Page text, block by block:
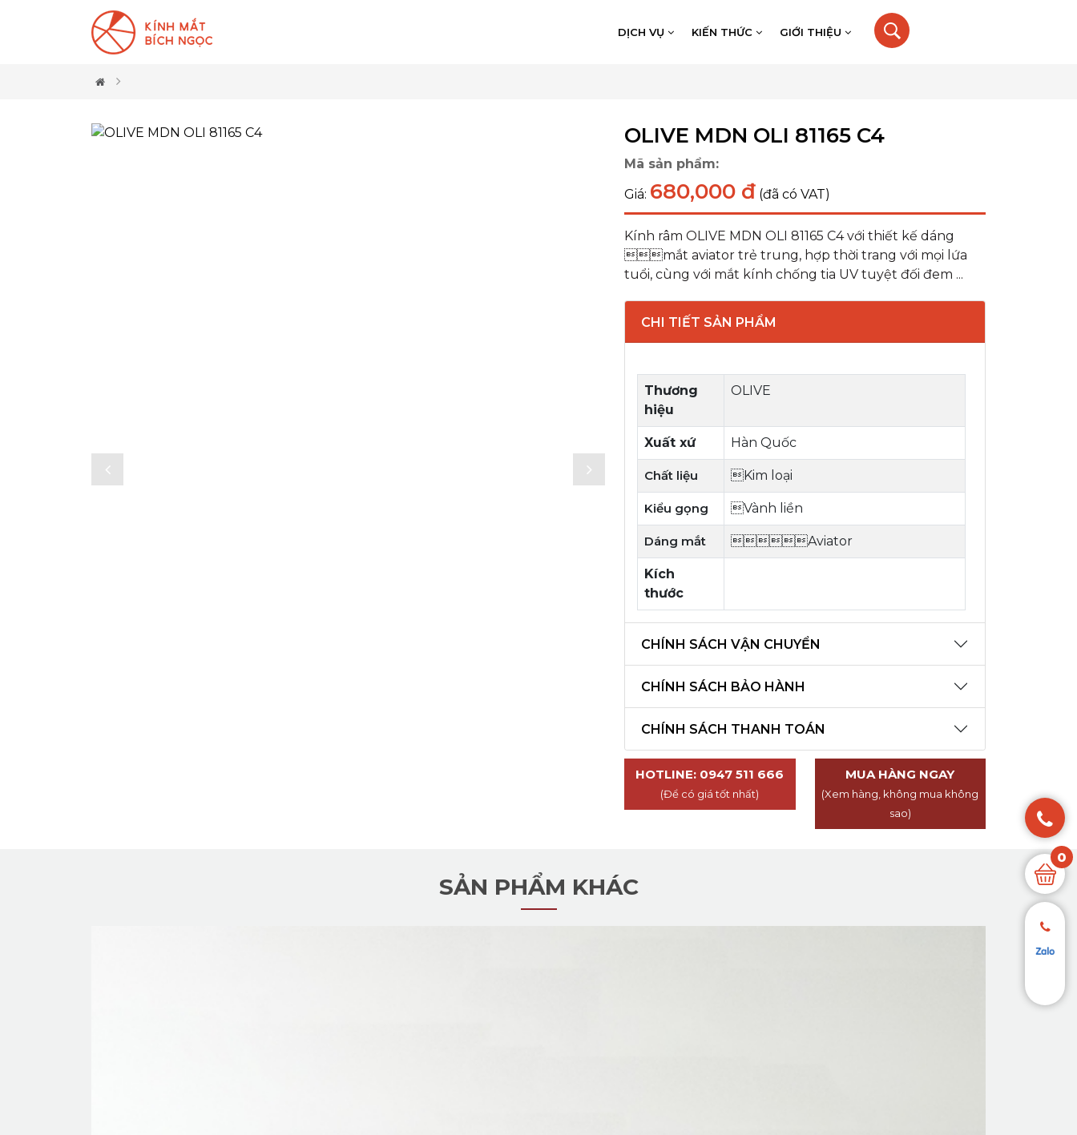
DỊCH VỤ KIẾN THỨC GIỚI THIỆU
OLIVE MDN OLI 81165 C4
Mã sản phẩm:
Giá: 680,000 đ (đã có VAT)
Kính râm OLIVE MDN OLI 81165 C4 với thiết kế dáng
mắt aviator trẻ trung, hợp thời trang với mọi lứa
tuổi, cùng với mắt kính chống tia UV tuyệt đối đem ...
CHI TIẾT SẢN PHẨM
Thương
hiệu
OLIVE
Xuất xứ Hàn Quốc
Chất liệu Kim loại
Kiểu gọng Vành liền
Dáng mắt Aviator
Kích
thước
CHÍNH SÁCH VẬN CHUYỂN
CHÍNH SÁCH BẢO HÀNH
CHÍNH SÁCH THANH TOÁN
HOTLINE: 0947 511 666
(Để có giá tốt nhất)
MUA HÀNG NGAY
(Xem hàng, không mua không
sao)
SẢN PHẨM KHÁC
0